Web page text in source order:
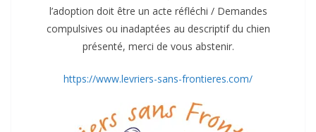
l’adoption doit être un acte réfléchi / Demandes
compulsives ou inadaptées au descriptif du chien
présenté, merci de vous abstenir.
https://www.levriers-sans-frontieres.com/